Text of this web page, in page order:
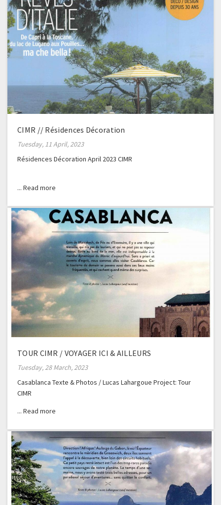
CIMR // Résidences Décoration
Tuesday, 11 April, 2023
Résidences Décoration April 2023 CIMR
TOUR CIMR / VOYAGER ICI & AILLEURS
Tuesday, 28 March, 2023
Casablanca Texte & Photos / Lucas Lahargoue Project: Tour
CIMR